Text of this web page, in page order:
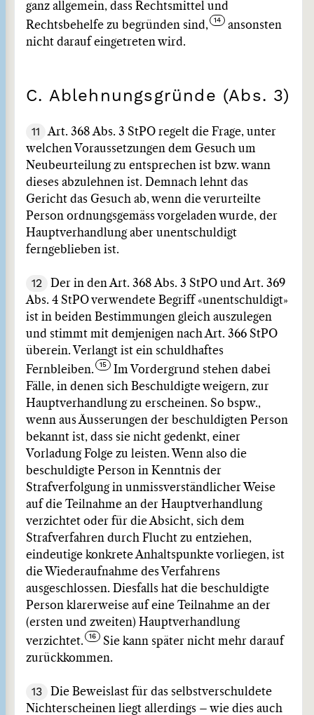
ganz allgemein, dass Rechtsmittel und
Rechtsbehelfe zu begründen sind,
ansonsten
nicht darauf eingetreten wird.
C. Ablehnungsgründe (Abs. 3)
11
Art. 368 Abs. 3 StPO regelt die Frage, unter
welchen Voraussetzungen dem Gesuch um
Neubeurteilung zu entsprechen ist bzw. wann
dieses abzulehnen ist. Demnach lehnt das
Gericht das Gesuch ab, wenn die verurteilte
Person ordnungsgemäss vorgeladen wurde, der
Hauptverhandlung aber unentschuldigt
ferngeblieben ist.
12
Der in den Art. 368 Abs. 3 StPO und Art. 369
Abs. 4 StPO verwendete Begriff «unentschuldigt»
ist in beiden Bestimmungen gleich auszulegen
und stimmt mit demjenigen nach Art. 366 StPO
überein. Verlangt ist ein schuldhaftes
Fernbleiben.
Im Vordergrund stehen dabei
Fälle, in denen sich Beschuldigte weigern, zur
Hauptverhandlung zu erscheinen. So bspw.,
wenn aus Äusserungen der beschuldigten Person
bekannt ist, dass sie nicht gedenkt, einer
Vorladung Folge zu leisten. Wenn also die
beschuldigte Person in Kenntnis der
Strafverfolgung in unmissverständlicher Weise
auf die Teilnahme an der Hauptverhandlung
verzichtet oder für die Absicht, sich dem
Strafverfahren durch Flucht zu entziehen,
eindeutige konkrete Anhaltspunkte vorliegen, ist
die Wiederaufnahme des Verfahrens
ausgeschlossen. Diesfalls hat die beschuldigte
Person klarerweise auf eine Teilnahme an der
(ersten und zweiten) Hauptverhandlung
verzichtet.
Sie kann später nicht mehr darauf
zurückkommen.
13
Die Beweislast für das selbstverschuldete
Nichterscheinen liegt allerdings – wie dies auch